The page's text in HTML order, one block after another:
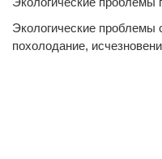
Экологические проблемы
похолодание,